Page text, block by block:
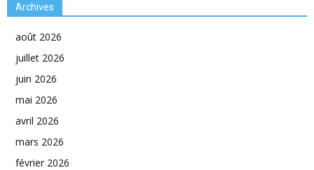
Archives
août 2026
juillet 2026
juin 2026
mai 2026
avril 2026
mars 2026
février 2026